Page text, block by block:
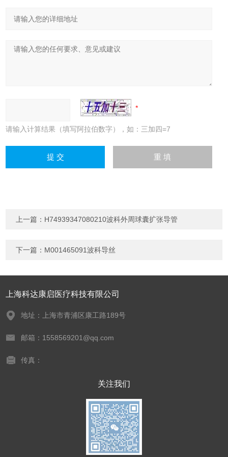
请输入计算结果（填写阿拉伯数字），如：三加四=7
上一篇： H74939347080210波科外周球囊扩张导管
下一篇： M001465091波科导丝
上海科达康启医疗科技有限公司
地址：上海市青浦区康工路189号
邮箱：1558569201@qq.com
传真：
关注我们